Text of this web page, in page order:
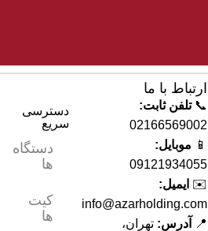
ارتباط با ما
📞تلفن ثابت:
02166569002
📱 موبایل:
09121934055
✉️ ایمیل:
info@azarholding.com
📍
آدرس: تهران،
دسترسی
سریع
دستگاه
ها
کیت
ها